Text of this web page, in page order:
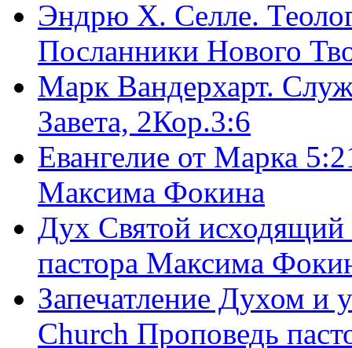
Эндрю Х. Селле.
Посланники Нового
Марк Вандерхарт.
Завета, 2Кор.3:6
Евангелие от Марка
Максима Фокина
Дух Святой
пастора Максима
Запечатление Духом и
Church Проповедь